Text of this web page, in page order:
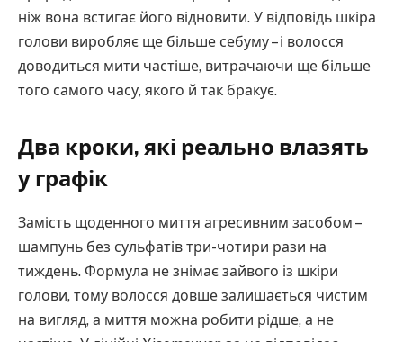
ніж вона встигає його відновити. У відповідь шкіра
голови виробляє ще більше себуму – і волосся
доводиться мити частіше, витрачаючи ще більше
того самого часу, якого й так бракує.
Два кроки, які реально влазять
у графік
Замість щоденного миття агресивним засобом –
шампунь без сульфатів три-чотири рази на
тиждень. Формула не знімає зайвого із шкіри
голови, тому волосся довше залишається чистим
на вигляд, а миття можна робити рідше, а не